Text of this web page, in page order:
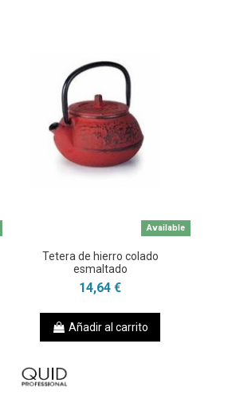
Available
Tetera de hierro colado
esmaltado
14,64 €
Añadir al carrito